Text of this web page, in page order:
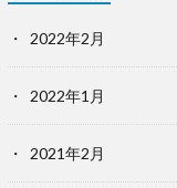
2022年2月
2022年1月
2021年2月